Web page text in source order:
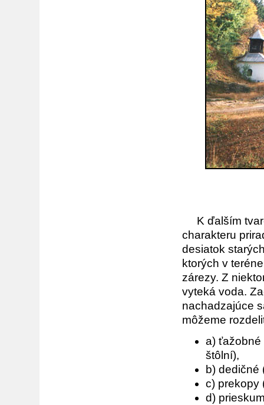
K ďalším
charakteru
desiatok
ktorých v
zárezy. Z
vyteká voda.
nachadzajúce
môžeme
a) ťažobné
štôlní),
b) dedičné
c) prekopy
d)